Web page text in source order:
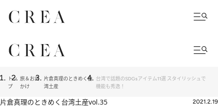
トッ
プ
旅＆お出
かけ
片倉真理のときめく台
湾土産
台湾で話題のSDGsアイテム11選 スタイリッシュで
機能も秀逸！
片倉真理のときめく台湾土産vol.35 2021.2.19